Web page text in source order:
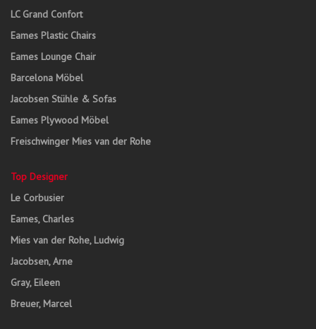
LC Grand Confort
Eames Plastic Chairs
Eames Lounge Chair
Barcelona Möbel
Jacobsen Stühle & Sofas
Eames Plywood Möbel
Freischwinger Mies van der Rohe
Top Designer
Le Corbusier
Eames, Charles
Mies van der Rohe, Ludwig
Jacobsen, Arne
Gray, Eileen
Breuer, Marcel